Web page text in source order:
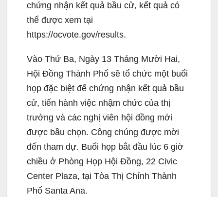
chứng nhận kết quả bầu cử, kết quả có
thể được xem tại
https://ocvote.gov/results.
Vào Thứ Ba, Ngày 13 Tháng Mười Hai,
Hội Đồng Thành Phố sẽ tổ chức một buổi
họp đặc biệt để chứng nhận kết quả bầu
cử, tiến hành việc nhậm chức của thị
trưởng và các nghị viên hội đồng mới
được bầu chọn. Công chúng được mời
đến tham dự. Buổi họp bắt đầu lúc 6 giờ
chiều ở Phòng Họp Hội Đồng, 22 Civic
Center Plaza, tại Tòa Thị Chính Thành
Phố Santa Ana.